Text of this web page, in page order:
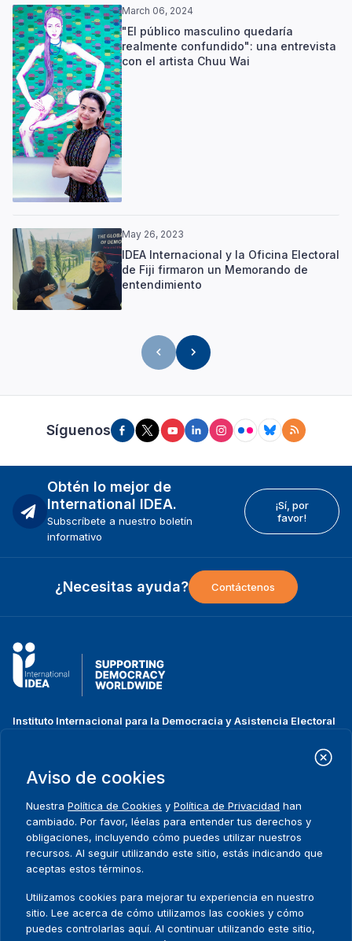
March 06, 2024
"El público masculino quedaría
realmente confundido": una entrevista
con el artista Chuu Wai
May 26, 2023
IDEA Internacional y la Oficina Electoral
de Fiji firmaron un Memorando de
entendimiento
Síguenos
Obtén lo mejor de
International IDEA.
Subscríbete a nuestro boletín
informativo
¡Sí, por
favor!
¿Necesitas ayuda? Contáctenos
Instituto Internacional para la Democracia y Asistencia Electoral
Strömsborgsbron 1
SE-103 34 Estocolmo
+46 8 698 37 00
Footer
menu
Inicio
Sobre nosotros
Dónde trabajamos
Publicaciones
Projectos
Prensa
Contact
Aviso de cookies
Nuestra Política de Cookies y Política de Privacidad han
cambiado. Por favor, léelas para entender tus derechos y
obligaciones, incluyendo cómo puedes utilizar nuestros
recursos. Al seguir utilizando este sitio, estás indicando que
aceptas estos términos.
Utilizamos cookies para mejorar tu experiencia en nuestro
sitio. Lee acerca de cómo utilizamos las cookies y cómo
puedes controlarlas aquí. Al continuar utilizando este sitio,